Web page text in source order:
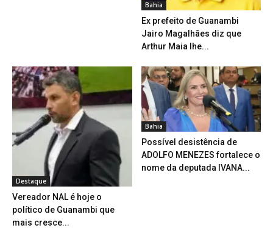
Bahia
Ex prefeito de Guanambi
Jairo Magalhães diz que
Arthur Maia lhe...
Destaque
Vereador NAL é hoje o
político de Guanambi que
mais cresce...
Bahia
Possível desistência de
ADOLFO MENEZES fortalece o
nome da deputada IVANA...